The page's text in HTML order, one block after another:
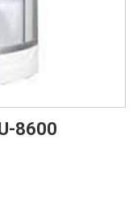
8600